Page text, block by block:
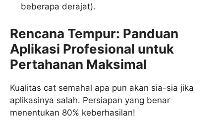
beberapa derajat).
Rencana Tempur: Panduan
Aplikasi Profesional untuk
Pertahanan Maksimal
Kualitas cat semahal apa pun akan sia-sia jika
aplikasinya salah. Persiapan yang benar
menentukan 80% keberhasilan!